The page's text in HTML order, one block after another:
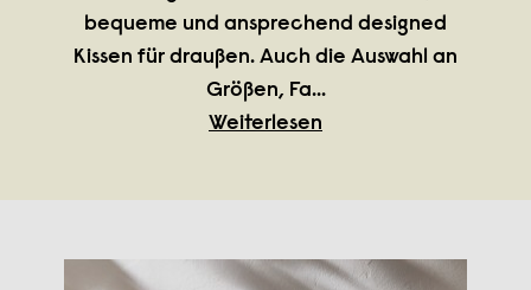
bequeme und ansprechend designed
Kissen für draußen. Auch die Auswahl an
Größen, Fa...
Weiterlesen